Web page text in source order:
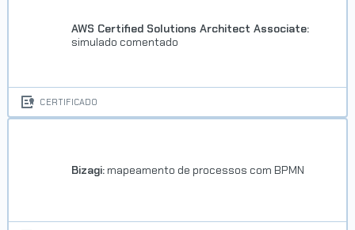
AWS Certified Solutions Architect Associate:
simulado comentado
CERTIFICADO
Bizagi: mapeamento de processos com BPMN